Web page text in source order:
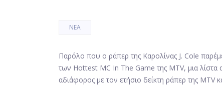
ΝΈΑ
Παρόλο που ο ράπερ της Καρολίνας J. Cole
των Hottest MC In The Game της MTV, μια λίστα
αδιάφορος με τον ετήσιο δείκτη ράπερ της MTV